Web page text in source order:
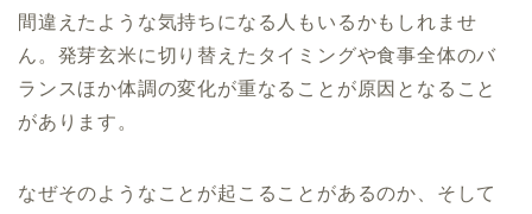
間違えたような気持ちになる人もいるかもしれませ
ん。発芽玄米に切り替えたタイミングや食事全体のバ
ランスほか体調の変化が重なることが原因となること
があります。
なぜそのようなことが起こることがあるのか、そして